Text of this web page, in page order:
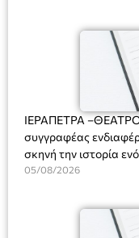
ΙΕΡΑΠΕΤΡΑ –ΘΕΑΤΡΟ
συγγραφέας
σκηνή την ιστορία
κάθειρξης για
ασθένεια, τον
όσο και
05/08/2026